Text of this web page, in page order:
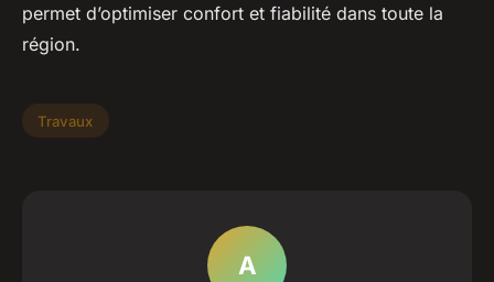
permet d’optimiser confort et fiabilité dans toute la
région.
Travaux
A